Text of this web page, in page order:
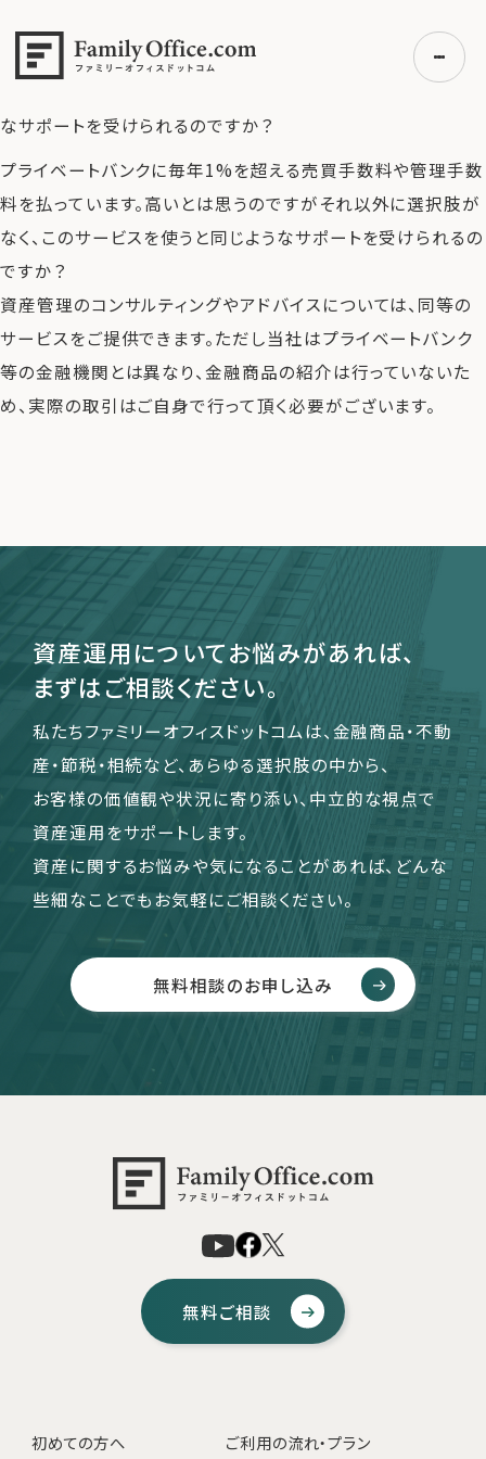
初めての方へ
ご利用の流れ・プラン
事例紹介
無料講座
コラム
利用者の声
運営会社
ファミリーオフィスとは
メールマガジン登録
よくある質問
る売買手数料や管理手数料を払っています。高いとは思うので
なサポートを受けられるのですか？
プライベートバンクに毎年1%を超える売買手数料や管理手数
料を払っています。高いとは思うのですがそれ以外に選択肢が
なく、このサービスを使うと同じようなサポートを受けられるの
ですか？
資産管理のコンサルティングやアドバイスについては、同等の
サービスをご提供できます。ただし当社はプライベートバンク
等の金融機関とは異なり、金融商品の紹介は行っていないた
め、実際の取引はご自身で行って頂く必要がございます。
資産運用についてお悩みがあれば、
まずはご相談ください。
私たちファミリーオフィスドットコムは、金融商品・不動
産・節税・相続など、あらゆる選択肢の中から、
お客様の価値観や状況に寄り添い、中立的な視点で
資産運用をサポートします。
資産に関するお悩みや気になることがあれば、どんな
些細なことでもお気軽にご相談ください。
無料相談のお申し込み
無料ご相談
初めての方へ ご利用の流れ・プラン